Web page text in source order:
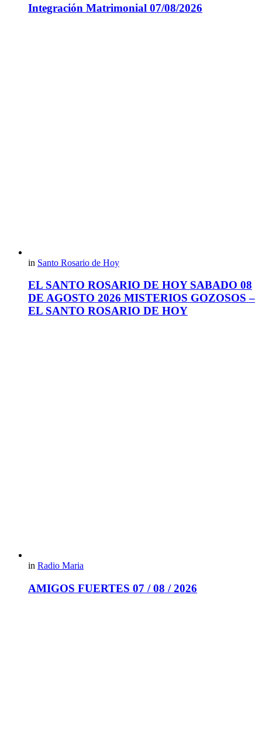
Integración Matrimonial 07/08/2026
in Santo Rosario de Hoy
EL SANTO ROSARIO DE HOY SABADO 08
DE AGOSTO 2026 MISTERIOS GOZOSOS –
EL SANTO ROSARIO DE HOY
in Radio Maria
AMIGOS FUERTES 07 / 08 / 2026